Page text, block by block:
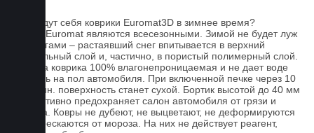
Как ведут себя коврики Euromat3D в зимнее время?
Ковры Euromat являются всесезонными. Зимой не будет луж
под ногами – растаявший снег впитывается в верхний
текстильный слой и, частично, в пористый полимерный слой.
Основа коврика 100% влагонепроницаемая и не дает воде
попасть на пол автомобиля. При включенной печке через 10
- 15 мин. поверхность станет сухой. Бортик высотой до 40 мм
эффективно предохраняет салон автомобиля от грязи и
мусора. Ковры не дубеют, не выцветают, не деформируются
и не трескаются от мороза. На них не действует реагент,